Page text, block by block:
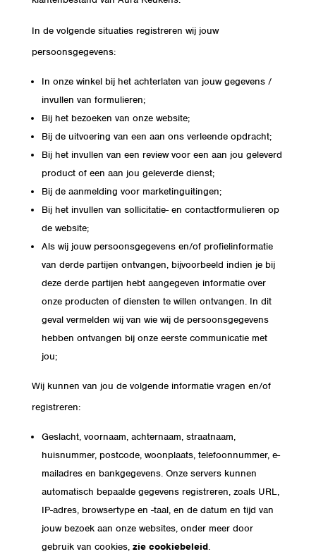
In de volgende situaties registreren wij jouw
persoonsgegevens:
In onze winkel bij het achterlaten van jouw gegevens /
invullen van formulieren;
Bij het bezoeken van onze website;
Bij de uitvoering van een aan ons verleende opdracht;
Bij het invullen van een review voor een aan jou geleverd
product of een aan jou geleverde dienst;
Bij de aanmelding voor marketinguitingen;
Bij het invullen van sollicitatie- en contactformulieren op
de website;
Als wij jouw persoonsgegevens en/of profielinformatie
van derde partijen ontvangen, bijvoorbeeld indien je bij
deze derde partijen hebt aangegeven informatie over
onze producten of diensten te willen ontvangen. In dit
geval vermelden wij van wie wij de persoonsgegevens
hebben ontvangen bij onze eerste communicatie met
jou;
Wij kunnen van jou de volgende informatie vragen en/of
registreren:
Geslacht, voornaam, achternaam, straatnaam,
huisnummer, postcode, woonplaats, telefoonnummer, e-
mailadres en bankgegevens. Onze servers kunnen
automatisch bepaalde gegevens registreren, zoals URL,
IP-adres, browsertype en -taal, en de datum en tijd van
jouw bezoek aan onze websites, onder meer door
gebruik van cookies, zie cookiebeleid.